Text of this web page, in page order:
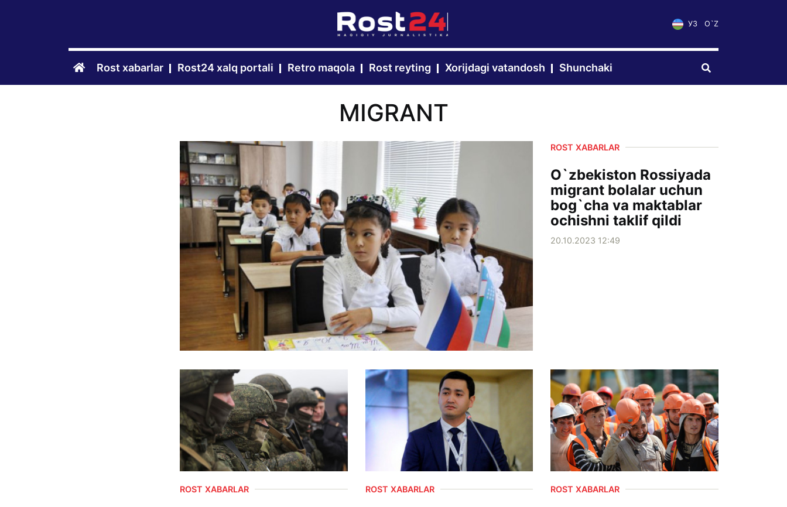
УЗ O`Z
Rost xabarlar Rost24 xalq portali Retro maqola Rost reyting Xorijdagi vatandosh Shunchaki
MIGRANT
ROST XABARLAR
O`zbekiston Rossiyada
migrant bolalar uchun
bog`cha va maktablar
ochishni taklif qildi
20.10.2023 12:49
ROST XABARLAR ROST XABARLAR ROST XABARLAR